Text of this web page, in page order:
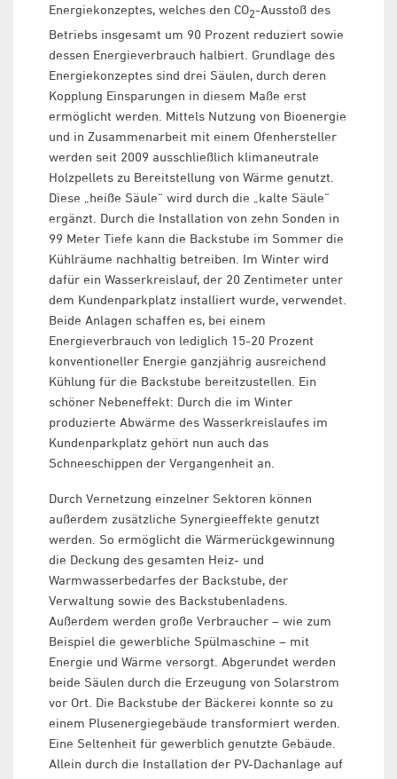
Energiekonzeptes, welches den CO2-Ausstoß des
Betriebs insgesamt um 90 Prozent reduziert sowie
dessen Energieverbrauch halbiert. Grundlage des
Energiekonzeptes sind drei Säulen, durch deren
Kopplung Einsparungen in diesem Maße erst
ermöglicht werden. Mittels Nutzung von Bioenergie
und in Zusammenarbeit mit einem Ofenhersteller
werden seit 2009 ausschließlich klimaneutrale
Holzpellets zu Bereitstellung von Wärme genutzt.
Diese „heiße Säule“ wird durch die „kalte Säule“
ergänzt. Durch die Installation von zehn Sonden in
99 Meter Tiefe kann die Backstube im Sommer die
Kühlräume nachhaltig betreiben. Im Winter wird
dafür ein Wasserkreislauf, der 20 Zentimeter unter
dem Kundenparkplatz installiert wurde, verwendet.
Beide Anlagen schaffen es, bei einem
Energieverbrauch von lediglich 15-20 Prozent
konventioneller Energie ganzjährig ausreichend
Kühlung für die Backstube bereitzustellen. Ein
schöner Nebeneffekt: Durch die im Winter
produzierte Abwärme des Wasserkreislaufes im
Kundenparkplatz gehört nun auch das
Schneeschippen der Vergangenheit an.
Durch Vernetzung einzelner Sektoren können
außerdem zusätzliche Synergieeffekte genutzt
werden. So ermöglicht die Wärmerückgewinnung
die Deckung des gesamten Heiz- und
Warmwasserbedarfes der Backstube, der
Verwaltung sowie des Backstubenladens.
Außerdem werden große Verbraucher – wie zum
Beispiel die gewerbliche Spülmaschine – mit
Energie und Wärme versorgt. Abgerundet werden
beide Säulen durch die Erzeugung von Solarstrom
vor Ort. Die Backstube der Bäckerei konnte so zu
einem Plusenergiegebäude transformiert werden.
Eine Seltenheit für gewerblich genutzte Gebäude.
Allein durch die Installation der PV-Dachanlage auf